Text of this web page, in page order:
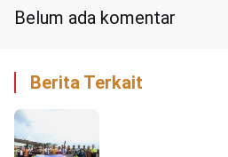
Belum ada komentar
Berita Terkait